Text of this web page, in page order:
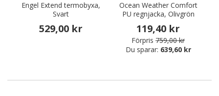
Engel Extend termobyxa,
Svart
529,00 kr
Ocean Weather Comfort
PU regnjacka, Olivgrön
119,40 kr
Förpris 759,00 kr
Du sparar: 639,60 kr